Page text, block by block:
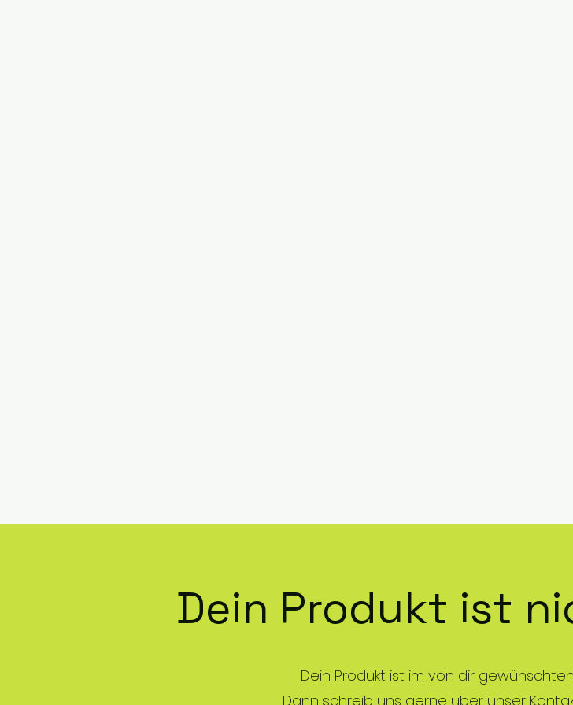
Dein Produkt ist
Dein Produkt ist im von dir
Dann schreib uns gerne über unser